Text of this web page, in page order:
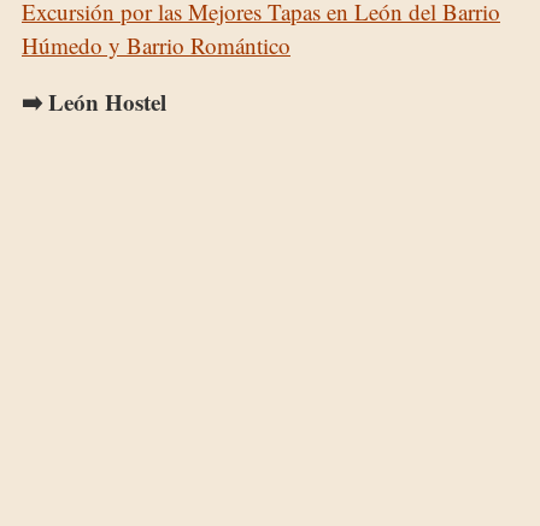
Excursión por las Mejores Tapas en León del Barrio
Húmedo y Barrio Romántico
➡️ León Hostel